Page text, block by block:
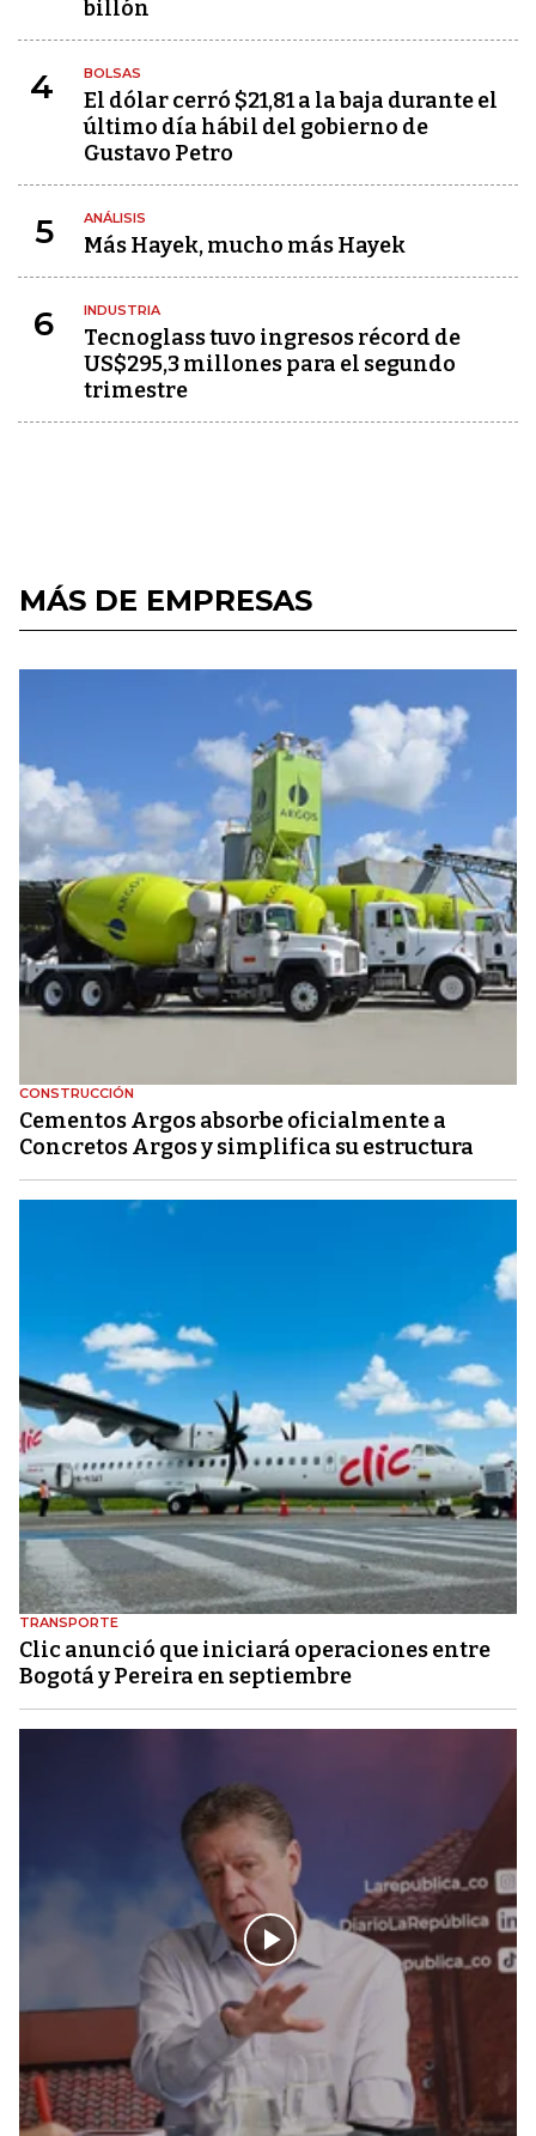
billón
4 BOLSAS
El dólar cerró $21,81 a la baja durante el
último día hábil del gobierno de
Gustavo Petro
5 ANÁLISIS
Más Hayek, mucho más Hayek
6 INDUSTRIA
Tecnoglass tuvo ingresos récord de
US$295,3 millones para el segundo
trimestre
MÁS DE EMPRESAS
CONSTRUCCIÓN
Cementos Argos absorbe oficialmente a
Concretos Argos y simplifica su estructura
TRANSPORTE
Clic anunció que iniciará operaciones entre
Bogotá y Pereira en septiembre